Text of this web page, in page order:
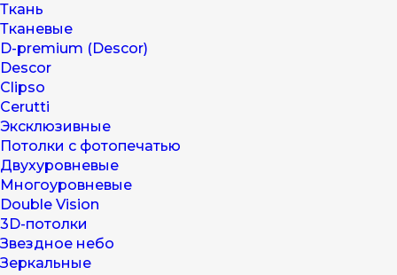
Ткань
Тканевые
D-premium (Descor)
Descor
Clipso
Cerutti
Эксклюзивные
Потолки с фотопечатью
Двухуровневые
Многоуровневые
Double Vision
3D-потолки
Звездное небо
Зеркальные